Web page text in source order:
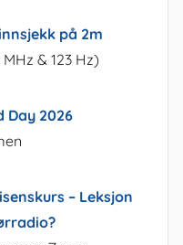
på 2m
& 123 Hz)
Day 2026
– Leksjon